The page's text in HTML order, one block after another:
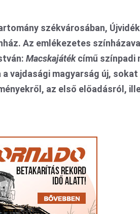
székvárosában,
Az emlékezetes
Macskajátékcímű színpadi
vajdasági magyarság új, sokat
az első előadásról,